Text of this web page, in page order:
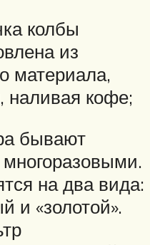
колбы
из
материала,
наливая кофе;
бывают
на два вида:
и «золотой».